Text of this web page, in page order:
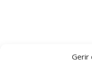
Gerir